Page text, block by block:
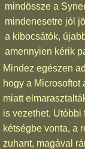
mindössze a
mindenesetre jól
a kibocsátók,
amennyien kérik
Mindez egészen
hogy a Microsoftot
miatt
is vezethet.
kétségbe vonta, a
zuhant, magával